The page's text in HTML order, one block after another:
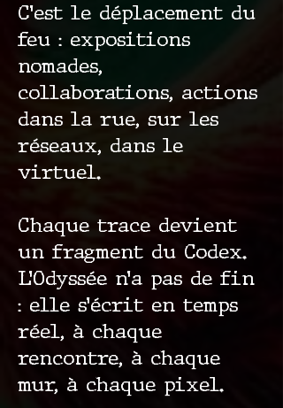
C’est le déplacement du
feu : expositions
nomades,
collaborations, actions
dans la rue, sur les
réseaux, dans le
virtuel.
Chaque trace devient
un fragment du Codex.
L’Odyssée n’a pas de fin
: elle s’écrit en temps
réel, à chaque
rencontre, à chaque
mur, à chaque pixel.